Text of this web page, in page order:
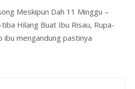
Meskipun Dah 11 Minggu –
Hilang Buat Ibu Risau, Rupa-
mengandung pastinya